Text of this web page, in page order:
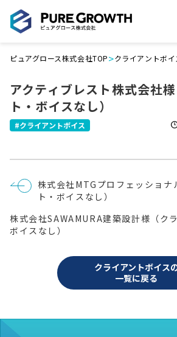
経営コンサルティング
PGハウス（住宅フラ
広告運用代行
成功報酬型コストダ
土地・顧客管理シス
事例
クライアントボイス
お役立ち情報
セミナー
ピュアグロース株式会社TOP>クライアントボイ
アクティブレスト株式会社
ト・ボイスなし）
クライアントボイス
投
稿
ビ
ゲ
ー
株式会社MTGプロフェッショナ
ト・ボイスなし）
株式会社SAWAMURA建築設計様（ク
ボイスなし）
クライアントボイス
一覧に戻る